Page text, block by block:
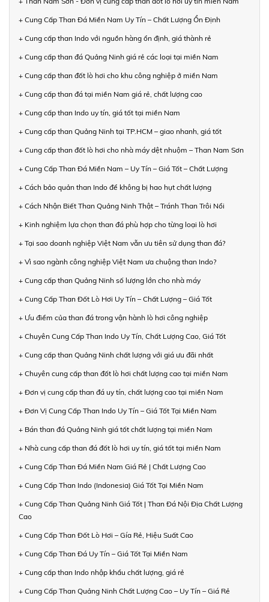
+ Cung Cấp Than Đá Miền Nam Uy Tín – Chất Lượng Ổn Định
+ Cung cấp than Indo với nguồn hàng ổn định, giá thành rẻ
+ Cung cấp than đá Quảng Ninh giá rẻ các loại tại miền Nam
+ Cung cấp than đốt lò hơi cho khu công nghiệp ở miền Nam
+ Cung cấp than đá tại miền Nam giá rẻ, chất lượng cao
+ Cung cấp than Indo uy tín, giá tốt tại miền Nam
+ Cung cấp than Quảng Ninh tại TP.HCM – giao nhanh, giá tốt
+ Cung cấp than đốt lò hơi cho nhà máy dệt nhuộm – Than Nam Sơn
+ Cung Cấp Than Đá Miền Nam – Uy Tín – Giá Tốt – Chất Lượng
+ Cách bảo quản than Indo để không bị hao hụt chất lượng
+ Cách Nhận Biết Than Quảng Ninh Thật – Tránh Than Trôi Nổi
+ Kinh nghiệm lựa chọn than đá phù hợp cho từng loại lò hơi
+ Tại sao doanh nghiệp Việt Nam vẫn ưu tiên sử dụng than đá?
+ Vì sao ngành công nghiệp Việt Nam ưa chuộng than Indo?
+ Cung cấp than Quảng Ninh số lượng lớn cho nhà máy
+ Cung Cấp Than Đốt Lò Hơi Uy Tín – Chất Lượng – Giá Tốt
+ Ưu điểm của than đá trong vận hành lò hơi công nghiệp
+ Chuyên Cung Cấp Than Indo Uy Tín, Chất Lượng Cao, Giá Tốt
+ Cung cấp than Quảng Ninh chất lượng với giá ưu đãi nhất
+ Chuyên cung cấp than đốt lò hơi chất lượng cao tại miền Nam
+ Đơn vị cung cấp than đá uy tín, chất lượng cao tại miền Nam
+ Đơn Vị Cung Cấp Than Indo Uy Tín – Giá Tốt Tại Miền Nam
+ Bán than đá Quảng Ninh giá tốt chất lượng tại miền Nam
+ Nhà cung cấp than đá đốt lò hơi uy tín, giá tốt tại miền Nam
+ Cung Cấp Than Đá Miền Nam Giá Rẻ | Chất Lượng Cao
+ Cung Cấp Than Indo (Indonesia) Giá Tốt Tại Miền Nam
+ Cung Cấp Than Quảng Ninh Giá Tốt | Than Đá Nội Địa Chất Lượng
Cao
+ Cung Cấp Than Đốt Lò Hơi – Gía Rẻ, Hiệu Suất Cao
+ Cung Cấp Than Đá Uy Tín – Giá Tốt Tại Miền Nam
+ Cung cấp than Indo nhập khẩu chất lượng, giá rẻ
+ Cung Cấp Than Quảng Ninh Chất Lượng Cao – Uy Tín – Giá Rẻ